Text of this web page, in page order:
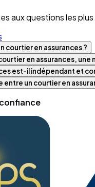
aux questions les
courtier en assurances ?
en assurances,
est-il indépendant et
entre un courtier en